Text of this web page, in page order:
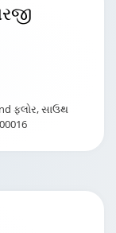
ફ્લોર, સાઉથ